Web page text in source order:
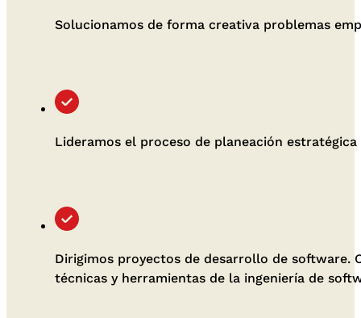
Solucionamos de forma creativa problemas
Lideramos el proceso de planeación
Dirigimos proyectos de desarrollo de software.
técnicas y herramientas de la ingeniería de